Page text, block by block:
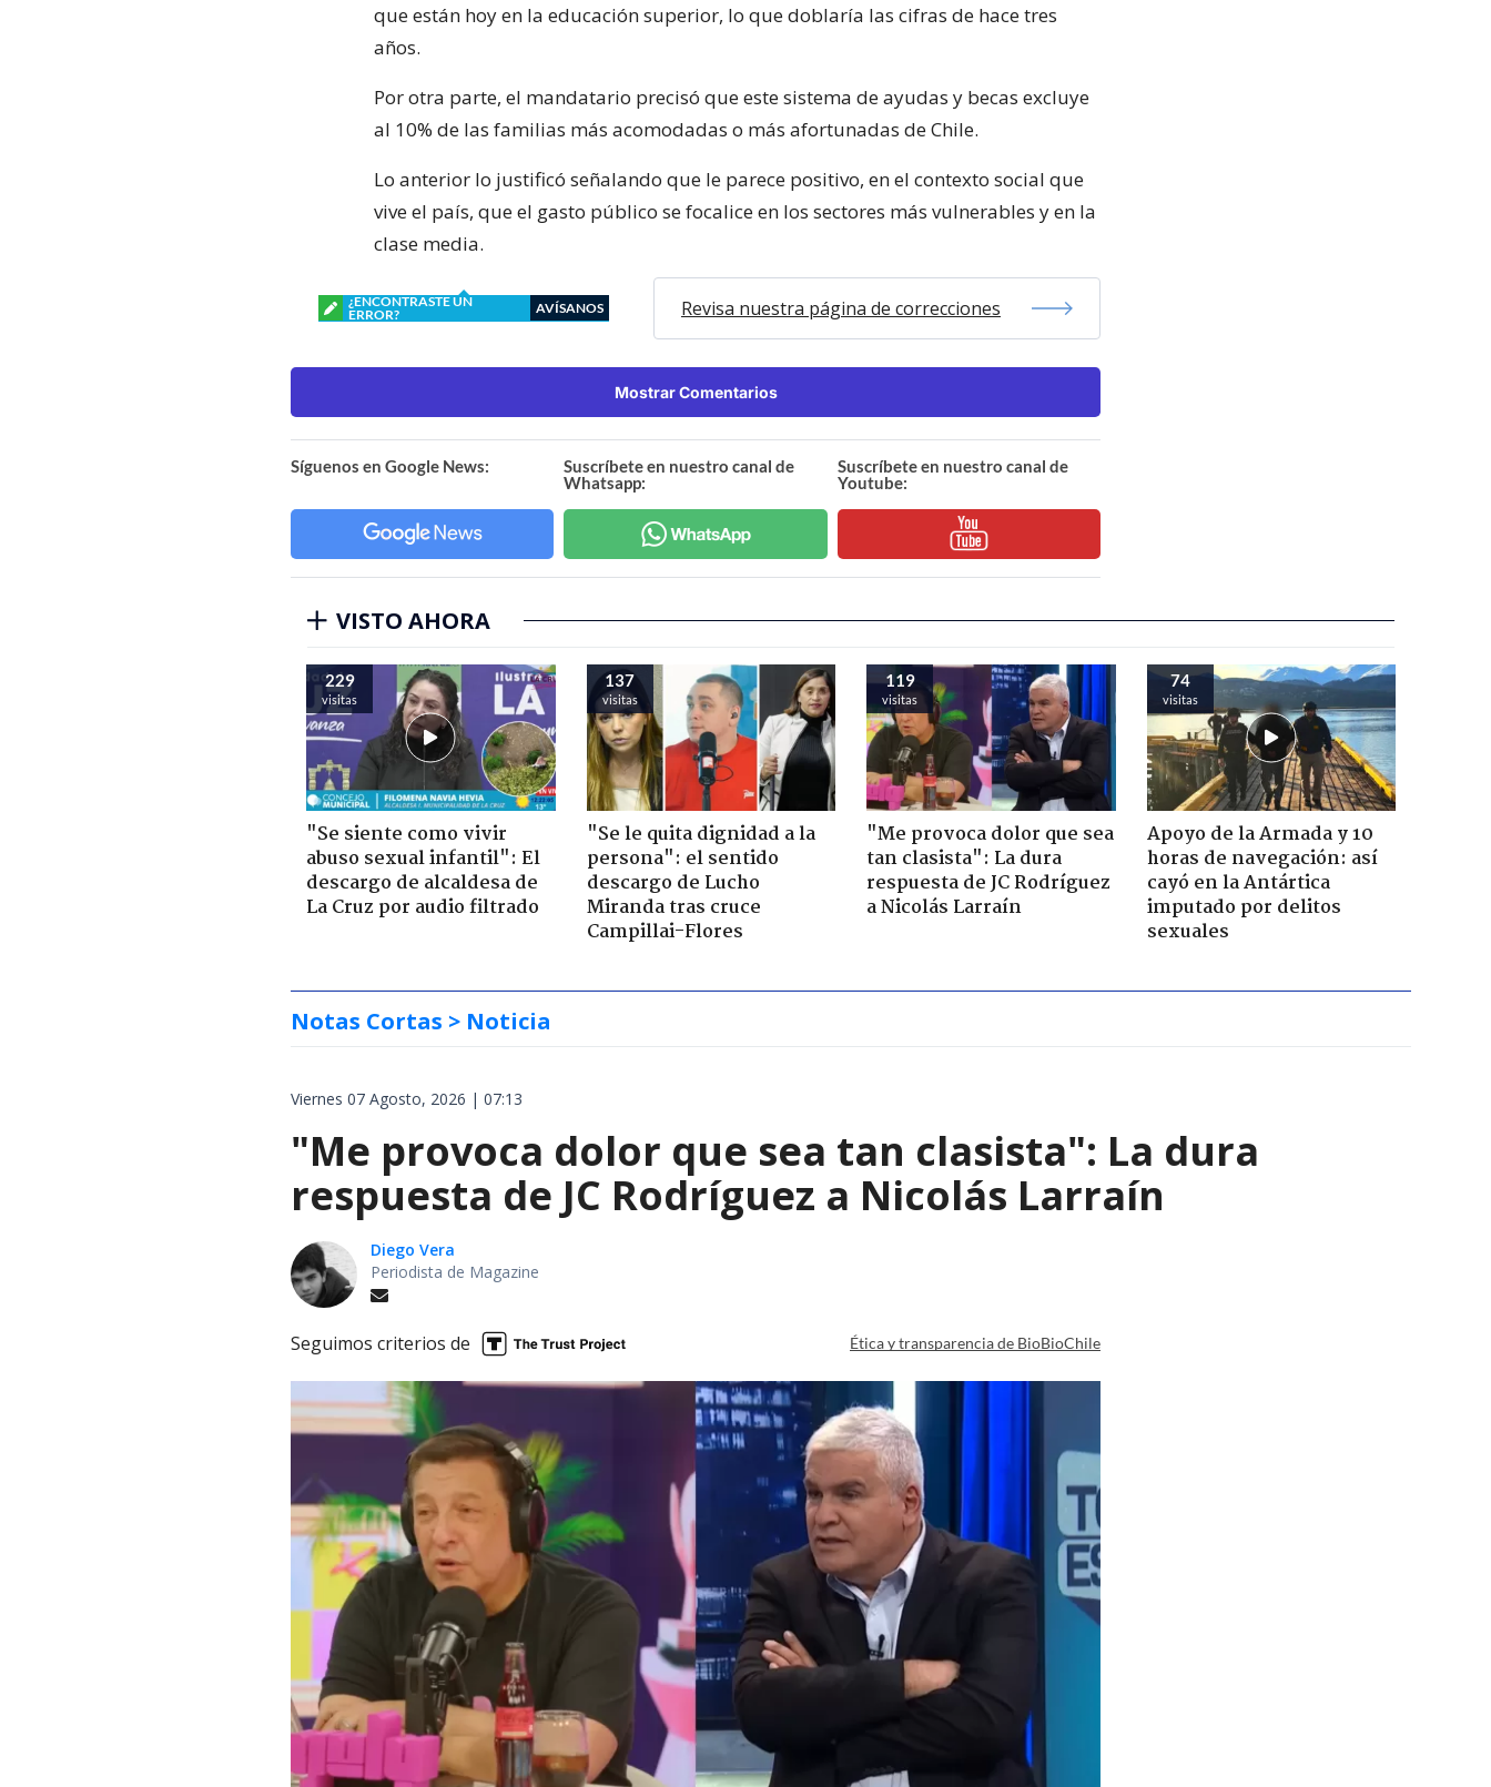
que están hoy en la educación superior, lo que doblaría las cifras de hace tres
años.
Por otra parte, el mandatario precisó que este sistema de ayudas y becas excluye
al 10% de las familias más acomodadas o más afortunadas de Chile.
Lo anterior lo justificó señalando que le parece positivo, en el contexto social que
vive el país, que el gasto público se focalice en los sectores más vulnerables y en la
clase media.
¿ENCONTRASTE UN
ERROR?
AVÍSANOS Revisa nuestra página de correcciones
Mostrar Comentarios
Síguenos en Google News:
Suscríbete en nuestro canal de
Whatsapp:
Suscríbete en nuestro canal de
Youtube:
VISTO AHORA
229
visitas
"Se siente como vivir
abuso sexual infantil": El
descargo de alcaldesa de
La Cruz por audio filtrado
137
visitas
"Se le quita dignidad a la
persona": el sentido
descargo de Lucho
Miranda tras cruce
Campillai-Flores
119
visitas
"Me provoca dolor que sea
tan clasista": La dura
respuesta de JC Rodríguez
a Nicolás Larraín
74
visitas
Apoyo de la Armada y 10
horas de navegación: así
cayó en la Antártica
imputado por delitos
sexuales
Notas Cortas > Noticia
Viernes 07 Agosto, 2026 | 07:13
"Me provoca dolor que sea tan clasista": La dura
respuesta de JC Rodríguez a Nicolás Larraín
Diego Vera
Periodista de Magazine
Seguimos criterios de Ética y transparencia de BioBioChile